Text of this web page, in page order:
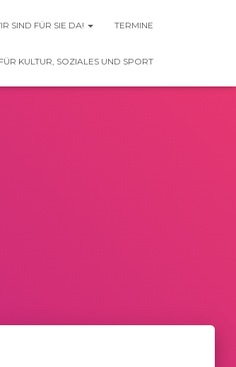
SIND FÜR SIE DA! TERMINE
KULTUR, SOZIALES UND SPORT